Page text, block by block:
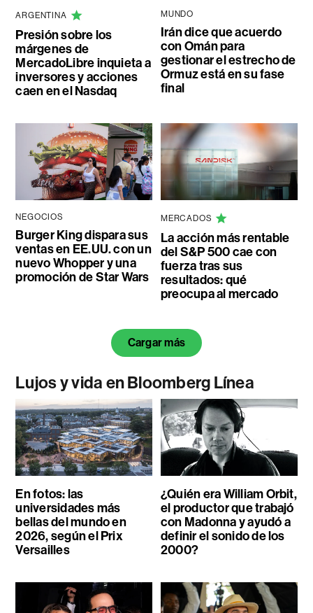
ARGENTINA
Presión sobre los
márgenes de
MercadoLibre inquieta a
inversores y acciones
caen en el Nasdaq
MUNDO
Irán dice que acuerdo
con Omán para
gestionar el estrecho de
Ormuz está en su fase
final
NEGOCIOS
Burger King dispara sus
ventas en EE.UU. con un
nuevo Whopper y una
promoción de Star Wars
MERCADOS
La acción más rentable
del S&P 500 cae con
fuerza tras sus
resultados: qué
preocupa al mercado
Cargar más
Lujos y vida en Bloomberg Línea
En fotos: las
universidades más
bellas del mundo en
2026, según el Prix
Versailles
¿Quién era William Orbit,
el productor que trabajó
con Madonna y ayudó a
definir el sonido de los
2000?